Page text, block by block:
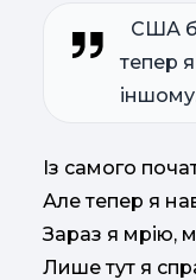
США
тепер
Із самого
Але тепер я
Зараз я мрію,
Лише тут я